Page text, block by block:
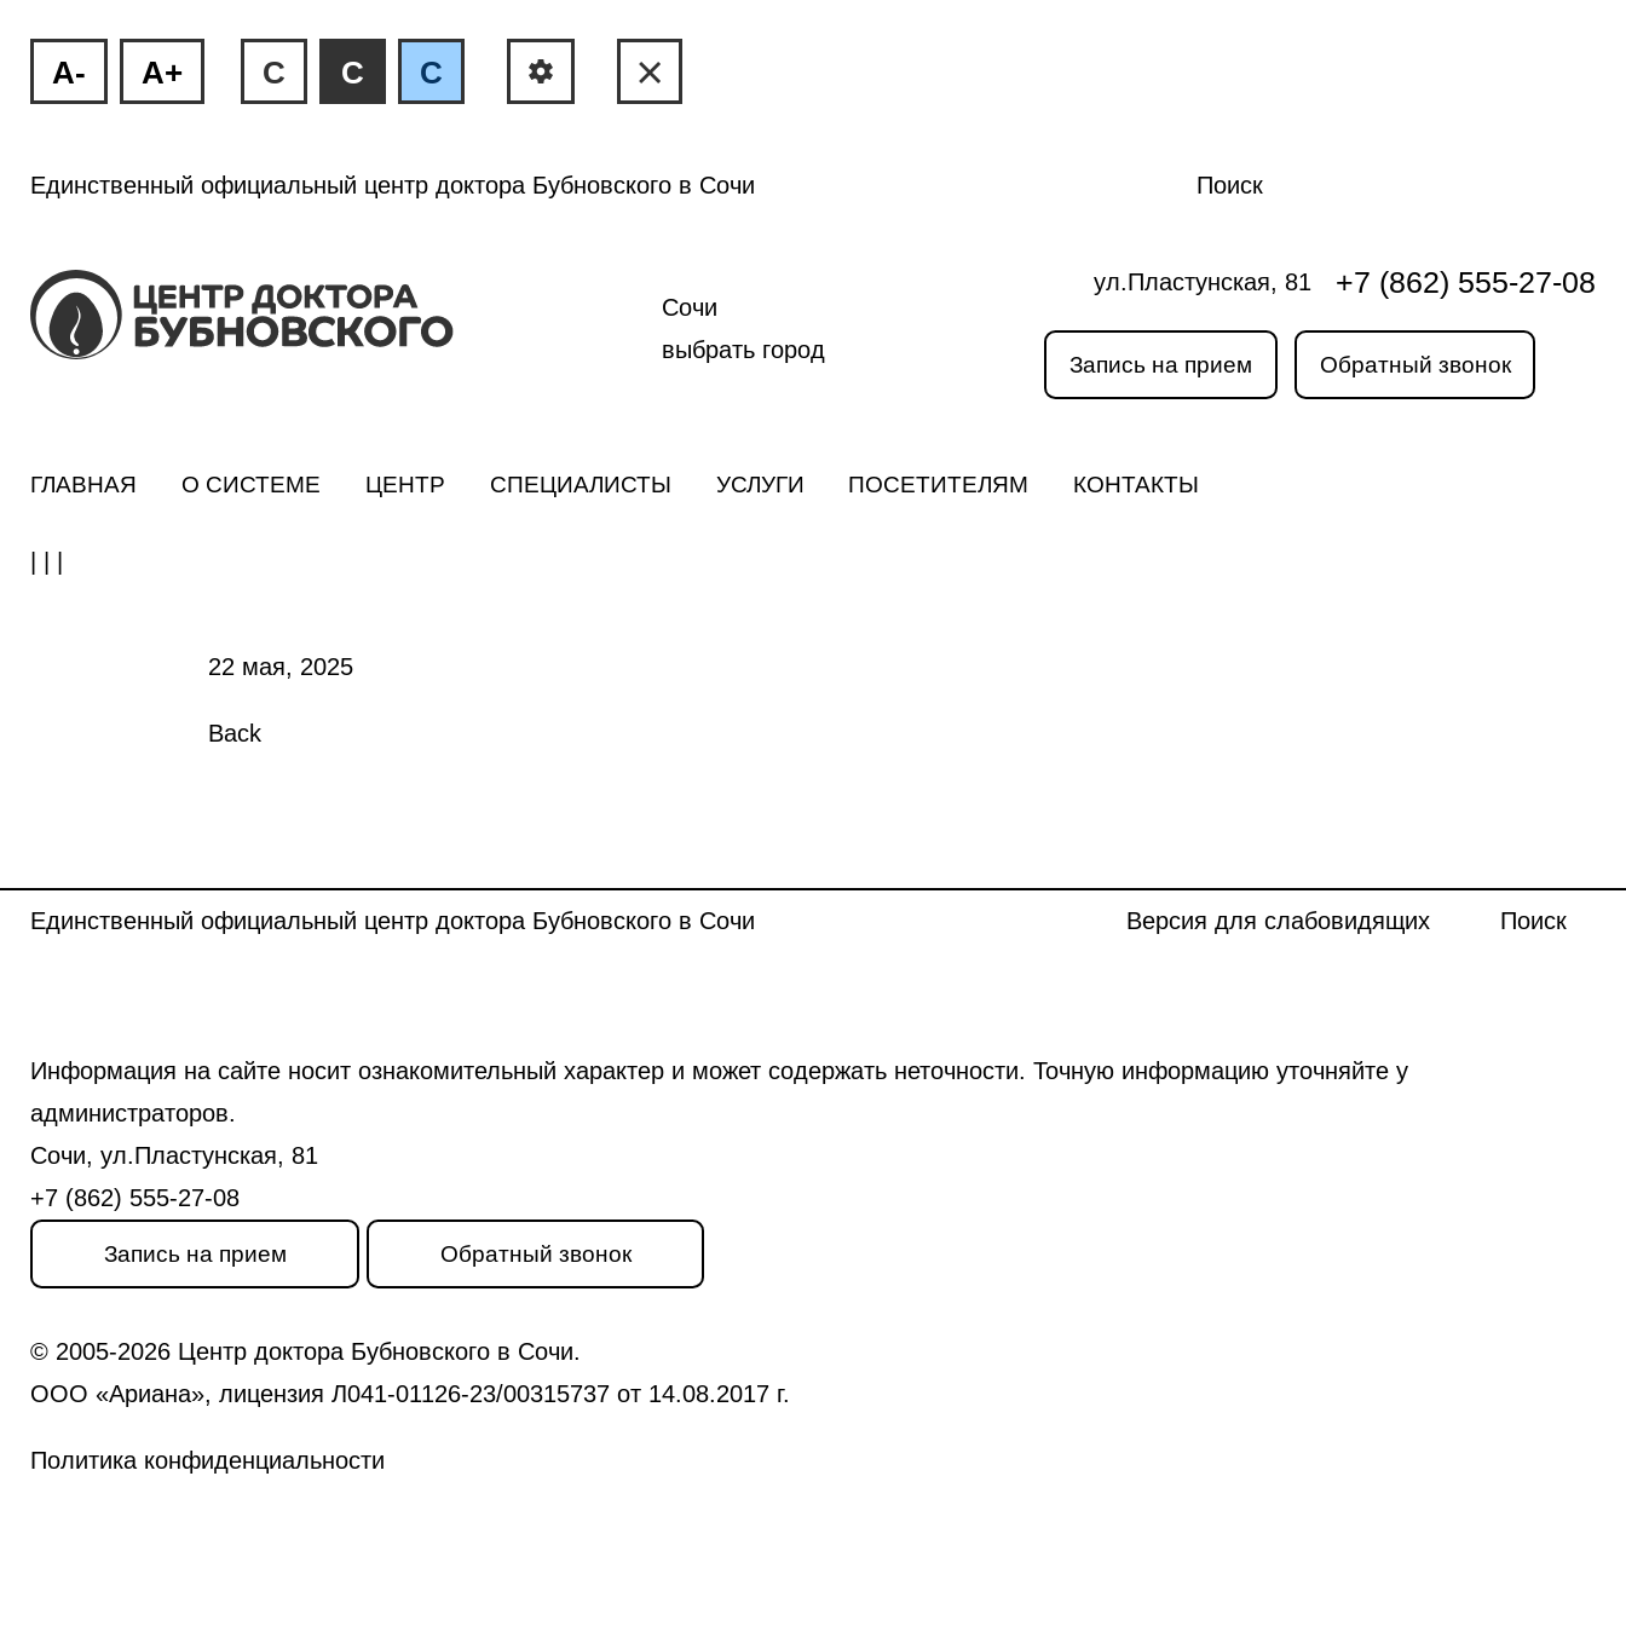
A- A+ C C C
Единственный официальный центр доктора Бубновского в Сочи Поиск
Сочи
выбрать город
ул.Пластунская, 81 +7 (862) 555-27-08
Запись на прием Обратный звонок
ГЛАВНАЯ О СИСТЕМЕ ЦЕНТР СПЕЦИАЛИСТЫ УСЛУГИ ПОСЕТИТЕЛЯМ КОНТАКТЫ
22 мая, 2025
Back
Единственный официальный центр доктора Бубновского в Сочи Версия для слабовидящих Поиск
Информация на сайте носит ознакомительный характер и может содержать неточности. Точную информацию уточняйте у
администраторов.
Сочи, ул.Пластунская, 81
+7 (862) 555-27-08
Запись на прием Обратный звонок
© 2005-2026 Центр доктора Бубновского в Сочи.
ООО «Ариана», лицензия Л041-01126-23/00315737 от 14.08.2017 г.
Политика конфиденциальности